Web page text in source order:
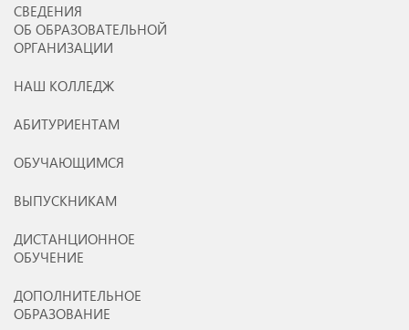
СВЕДЕНИЯ
ОБ ОБРАЗОВАТЕЛЬНОЙ
ОРГАНИЗАЦИИ
НАШ КОЛЛЕДЖ
АБИТУРИЕНТАМ
ОБУЧАЮЩИМСЯ
ВЫПУСКНИКАМ
ДИСТАНЦИОННОЕ
ОБУЧЕНИЕ
ДОПОЛНИТЕЛЬНОЕ
ОБРАЗОВАНИЕ